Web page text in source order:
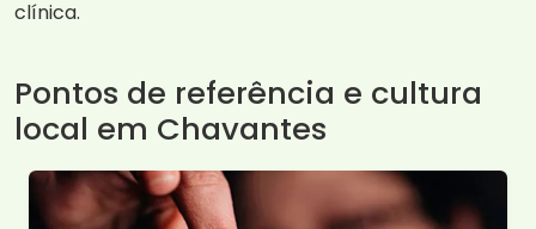
clínica.
Pontos de referência e cultura
local em Chavantes